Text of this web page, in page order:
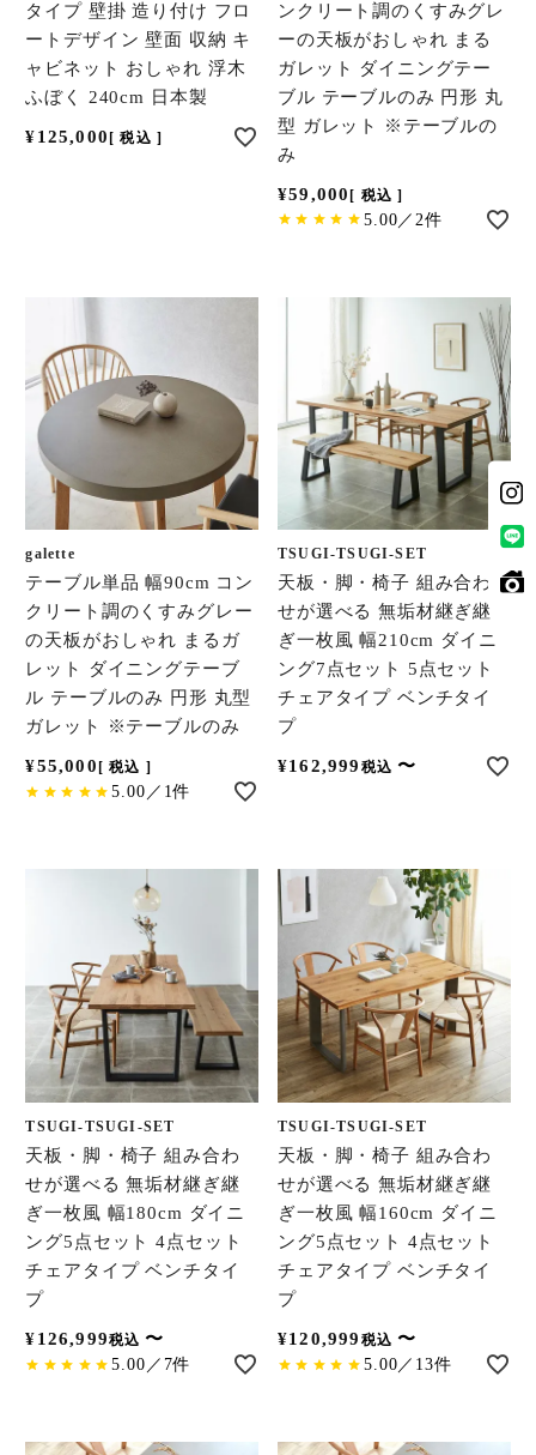
タイプ 壁掛 造り付け フロ
ートデザイン 壁面 収納 キ
ャビネット おしゃれ 浮木
ふぼく 240cm 日本製
¥125,000 税込
ンクリート調のくすみグレ
ーの天板がおしゃれ まる
ガレット ダイニングテー
ブル テーブルのみ 円形 丸
型 ガレット ※テーブルの
み
¥59,000 税込
5.00／2件
galette
テーブル単品 幅90cm コン
クリート調のくすみグレー
の天板がおしゃれ まるガ
レット ダイニングテーブ
ル テーブルのみ 円形 丸型
ガレット ※テーブルのみ
¥55,000 税込
5.00／1件
TSUGI-TSUGI-SET
天板・脚・椅子 組み合わ
せが選べる 無垢材継ぎ継
ぎ一枚風 幅210cm ダイニ
ング7点セット 5点セット
チェアタイプ ベンチタイ
プ
¥162,999 税込 〜
TSUGI-TSUGI-SET
天板・脚・椅子 組み合わ
せが選べる 無垢材継ぎ継
ぎ一枚風 幅180cm ダイニ
ング5点セット 4点セット
チェアタイプ ベンチタイ
プ
¥126,999税込 〜
5.00／7件
TSUGI-TSUGI-SET
天板・脚・椅子 組み合わ
せが選べる 無垢材継ぎ継
ぎ一枚風 幅160cm ダイニ
ング5点セット 4点セット
チェアタイプ ベンチタイ
プ
¥120,999 税込 〜
5.00／13件